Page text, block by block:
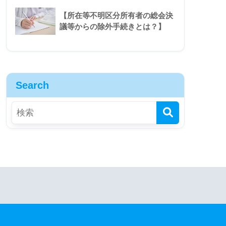
【所在等不明区分所有者の総会決
議等からの除外手続きとは？】
Search